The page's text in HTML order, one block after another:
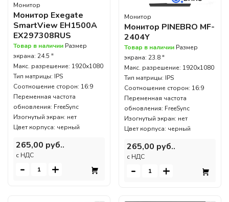
Монитор
Монитор Exegate
SmartView EH1500A
EX297308RUS
Товар в наличии Размер
экрана: 24.5 "
Макс. разрешение: 1920x1080
Тип матрицы: IPS
Соотношение сторон: 16:9
Переменная частота
обновления: FreeSync
Изогнутый экран: нет
Цвет корпуса: черный
265,00 руб..
c НДС
- +
Монитор
Монитор PINEBRO MF-
2404Y
Товар в наличии Размер
экрана: 23.8 "
Макс. разрешение: 1920x1080
Тип матрицы: IPS
Соотношение сторон: 16:9
Переменная частота
обновления: FreeSync
Изогнутый экран: нет
Цвет корпуса: черный
265,00 руб..
c НДС
- +